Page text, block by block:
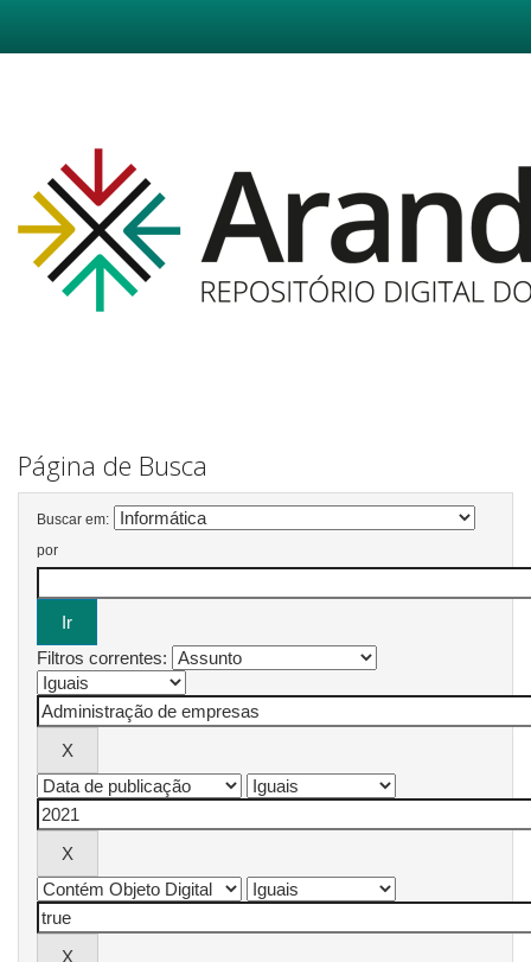
Página de Busca
Buscar em:
por
Filtros correntes: